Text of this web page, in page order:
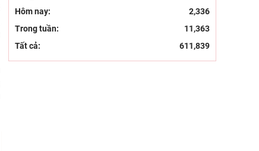
Khai mạc trưng bày “Kết nối truyền
thống, vững bước tương lai”
Kỷ niệm 96 năm Ngày truyền thống
ngành Tuyên giáo của Đảng (1/8/1930
Hôm nay:
2,336
Trong tuần:
11,363
Tất cả:
611,839